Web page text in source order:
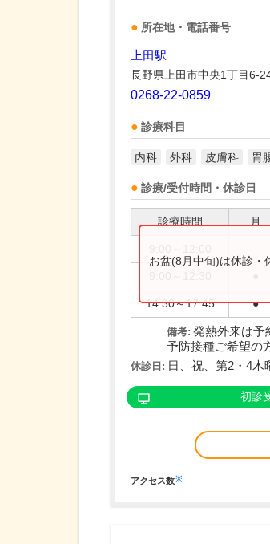
所在地・電話番号
上田駅
長野県上田市中央1丁目6-
0268-22-0859
診療科目
内科 外科 皮膚科 胃
診療/受付時間・休診日
診療時間 月
14:30～17:45 ●
お盆(8月中旬)は休診・
備考: 発熱外来は予
予防接種ご希望の
休診日: 日、祝、第2・4木
初診
アクセス数※